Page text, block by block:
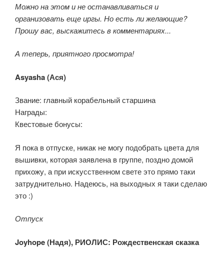
Можно на этом и не останавливаться и
организовать еще иргы. Но есть ли желающие?
Прошу вас, выскажитесь в комментариях...
А теперь, приятного просмотра!
Asyasha (Ася)
Звание: главный корабельный старшина
Награды:
Квестовые бонусы:
Я пока в отпуске, никак не могу подобрать цвета для
вышивки, которая заявлена в группе, поздно домой
прихожу, а при искусственном свете это прямо таки
затруднительно. Надеюсь, на выходных я таки сделаю
это :)
Отпуск
Joyhope (Надя), РИОЛИС: Рождественская сказка